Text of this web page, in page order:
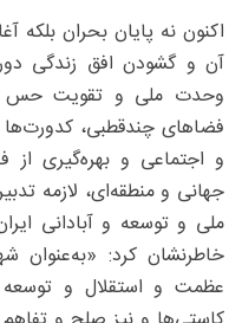
اکنون نه پایان بحران بلکه
آن و گشودن افق زندگی
وحدت ملی و تقویت حس
فضاهای چندقطبی،
و اجتماعی و بهره‌گیری
جهانی و منطقه‌ای، لازمه
ملی و توسعه و آبادانی
خاطرنشان کرد: «به‌عنوان
عظمت و استقلال و توسعه